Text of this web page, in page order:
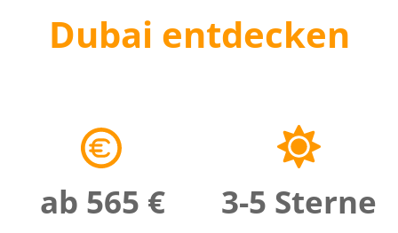
Dubai entdecken
ab 565 €
3-5 Sterne